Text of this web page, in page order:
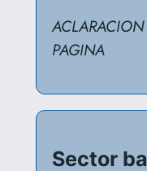
PAGINA
Sector